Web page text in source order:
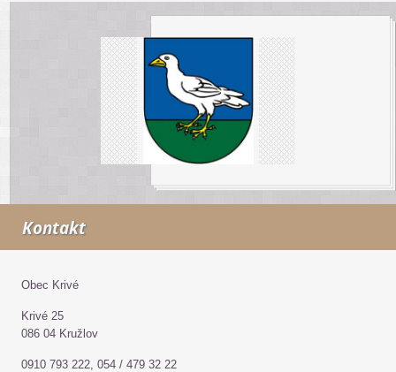
Kontakt
Obec Krivé
Krivé 25
086 04 Kružlov
0910 793 222, 054 / 479 32 22